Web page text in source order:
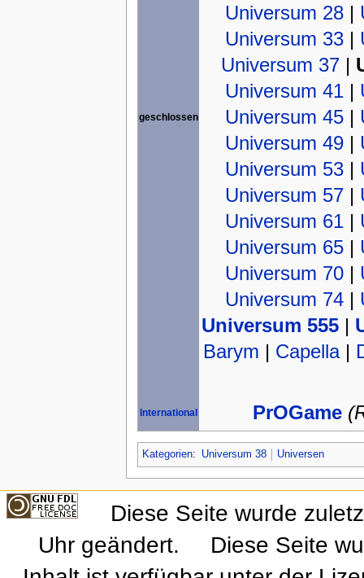
geschlossen
Universum 28|
Universum 33|
Universum 37|
Universum 41|
Universum 45|
Universum 49|
Universum 53|
Universum 57|
Universum 61|
Universum 65|
Universum 70|
Universum 74|
Universum 555 |
Barym | Capella|
International PrOGame
Kategorien: Universum 38 Universen
Diese Seite wurde
Uhr geändert.
Diese Seite